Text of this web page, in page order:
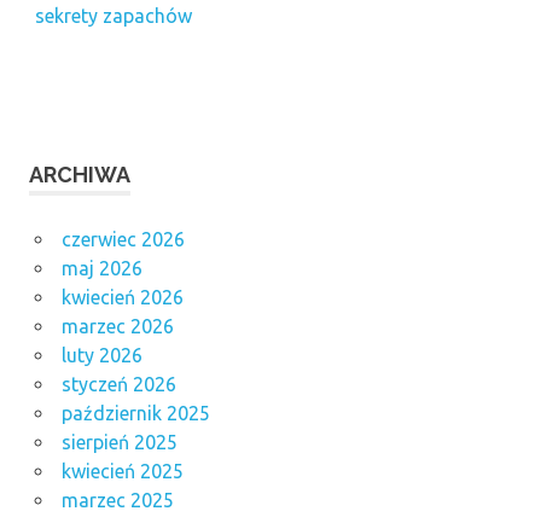
sekrety zapachów
ARCHIWA
czerwiec 2026
maj 2026
kwiecień 2026
marzec 2026
luty 2026
styczeń 2026
październik 2025
sierpień 2025
kwiecień 2025
marzec 2025